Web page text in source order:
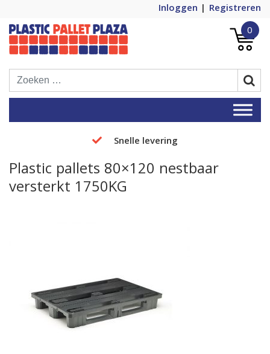
Inloggen
Registreren
Plastic Pallet Plaza
Plastic Pallets Plaza, de nummer 1 in
Europa!
0
Snelle levering
Plastic pallets 80×120 nestbaar
versterkt 1750KG